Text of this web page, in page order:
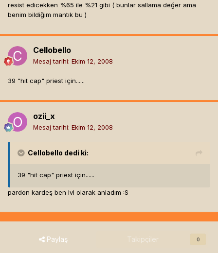
resist edicekken %65 ile %21 gibi ( bunlar sallama değer ama
benim bildiğim mantık bu )
Cellobello
Mesaj tarihi: Ekim 12, 2008
39 "hit cap" priest için......
ozii_x
Mesaj tarihi: Ekim 12, 2008
Cellobello dedi ki:
39 "hit cap" priest için......
pardon kardeş ben lvl olarak anladım :S
Paylaş Takipçiler 0